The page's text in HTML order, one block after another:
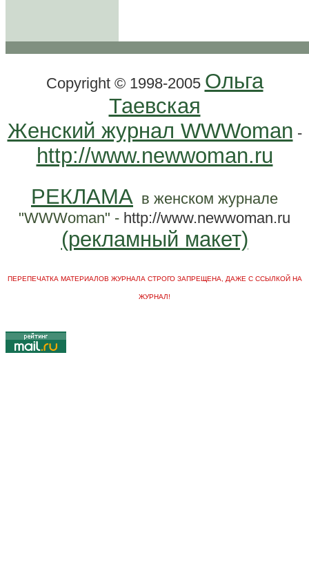
Copyright © 1998-2005 Ольга
Таевская
Женский журнал WWWoman -
http://www.newwoman.ru
РЕКЛАМА в женском журнале
"WWWoman" - http://www.newwoman.ru
(рекламный макет)
ПЕРЕПЕЧАТКА МАТЕРИАЛОВ ЖУРНАЛА СТРОГО ЗАПРЕЩЕНА, ДАЖЕ С ССЫЛКОЙ НА
ЖУРНАЛ!